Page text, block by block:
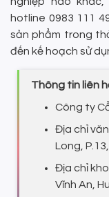
hotline 0983 111
sản phẩm trong
đến kế hoạch sử
Thông tin liên
Công ty
Địa chỉ
Long,
Địa chỉ
Vĩnh An,